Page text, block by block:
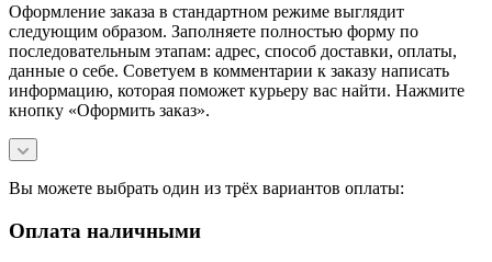
Оформление заказа в стандартном режиме выглядит
следующим образом. Заполняете полностью форму по
последовательным этапам: адрес, способ доставки, оплаты,
данные о себе. Советуем в комментарии к заказу написать
информацию, которая поможет курьеру вас найти. Нажмите
кнопку «Оформить заказ».
Вы можете выбрать один из трёх вариантов оплаты:
Оплата наличными